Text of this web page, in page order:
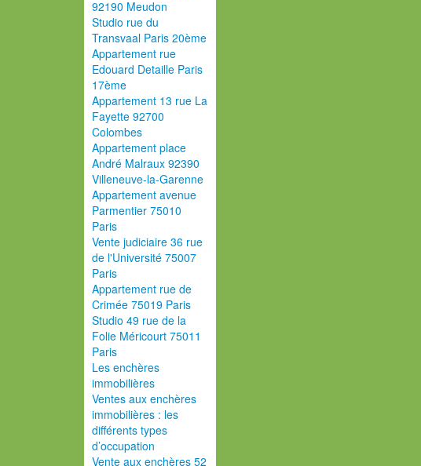
92190 Meudon
Studio rue du
Transvaal Paris 20ème
Appartement rue
Edouard Detaille Paris
17ème
Appartement 13 rue La
Fayette 92700
Colombes
Appartement place
André Malraux 92390
Villeneuve-la-Garenne
Appartement avenue
Parmentier 75010
Paris
Vente judiciaire 36 rue
de l'Université 75007
Paris
Appartement rue de
Crimée 75019 Paris
Studio 49 rue de la
Folie Méricourt 75011
Paris
Les enchères
immobilières
Ventes aux enchères
immobilières : les
différents types
d’occupation
Vente aux enchères 52